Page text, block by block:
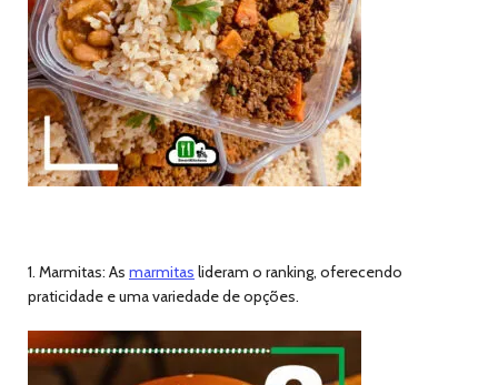
1. Marmitas: As marmitas lideram o ranking, oferecendo
praticidade e uma variedade de opções.